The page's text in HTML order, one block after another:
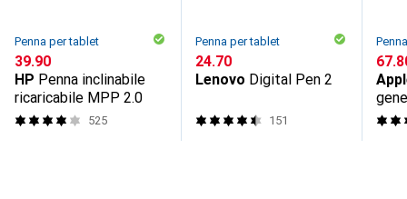
Penna per tablet
CHF
39.90
HP Penna inclinabile
ricaricabile MPP 2.0
525
Penna per tablet
CHF
24.70
Lenovo Digital Pen 2
151
CHF